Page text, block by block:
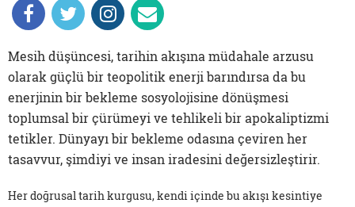
Mesih düşüncesi, tarihin akışına müdahale arzusu
olarak güçlü bir teopolitik enerji barındırsa da bu
enerjinin bir bekleme sosyolojisine dönüşmesi
toplumsal bir çürümeyi ve tehlikeli bir apokaliptizmi
tetikler. Dünyayı bir bekleme odasına çeviren her
tasavvur, şimdiyi ve insan iradesini değersizleştirir.
Her doğrusal tarih kurgusu, kendi içinde bu akışı kesintiye